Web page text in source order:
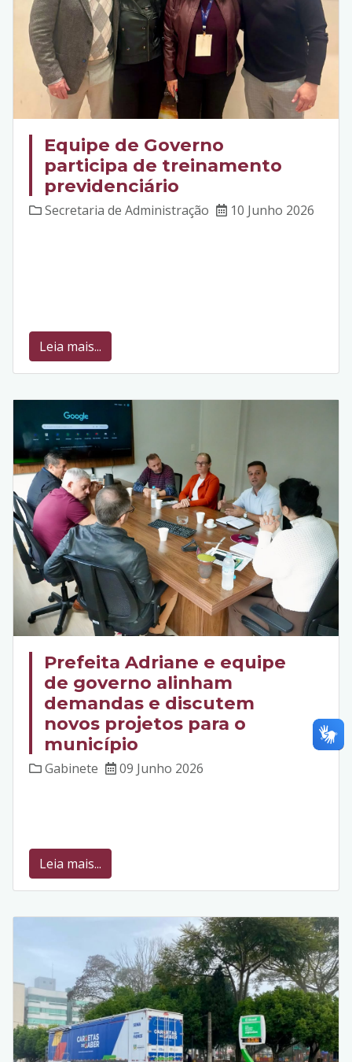
Equipe de Governo
participa de treinamento
previdenciário
Secretaria de Administração 10 Junho 2026
Leia mais...
Prefeita Adriane e equipe
de governo alinham
demandas e discutem
novos projetos para o
município
Gabinete 09 Junho 2026
Leia mais...